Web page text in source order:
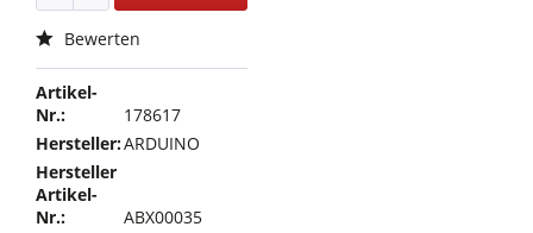
Bewerten
Artikel-
Nr.:
178617
Hersteller:ARDUINO
Hersteller
Artikel-
Nr.:
ABX00035